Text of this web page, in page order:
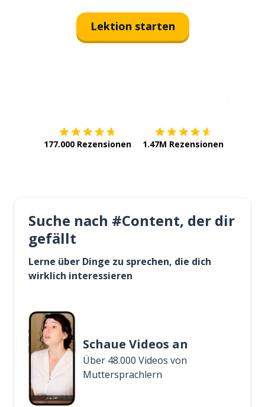
Lektion starten
177.000 Rezensionen 1.47M Rezensionen
Suche nach #Content, der dir
gefällt
Lerne über Dinge zu sprechen, die dich
wirklich interessieren
Schaue Videos an
Über 48.000 Videos von
Muttersprachlern